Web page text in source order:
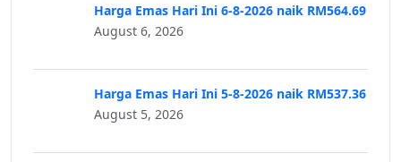
Harga Emas Hari Ini 6-8-2026 naik RM564.69
August 6, 2026
Harga Emas Hari Ini 5-8-2026 naik RM537.36
August 5, 2026